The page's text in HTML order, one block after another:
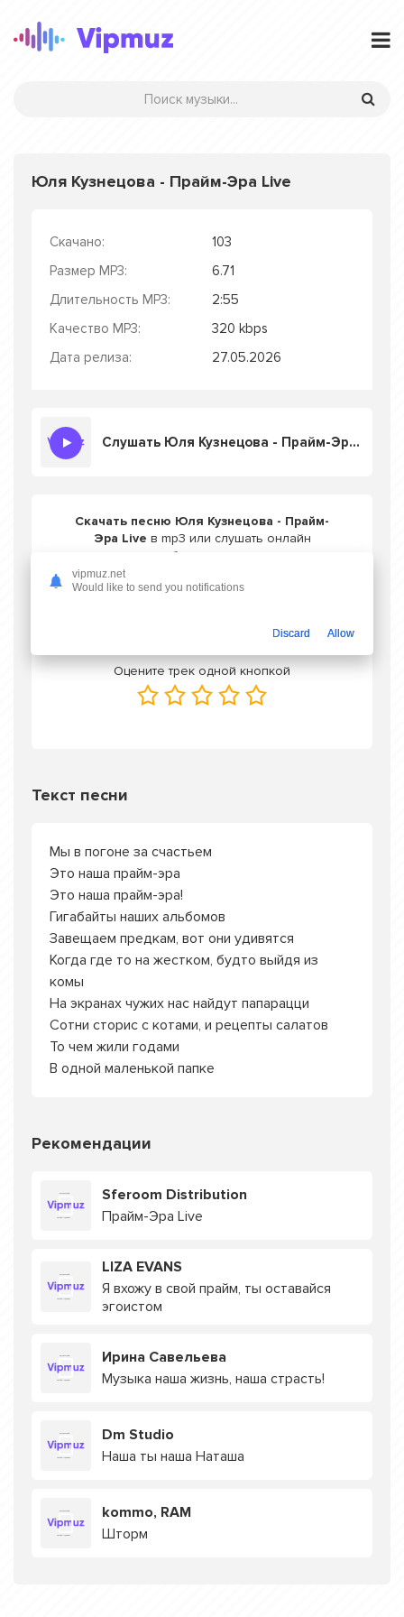
Юля Кузнецова - Прайм-Эра Live
Скачано:
103
Размер MP3:
6.71
Длительность MP3:
2:55
Качество MP3:
320 kbps
Дата релиза:
27.05.2026
Слушать Юля Кузнецова - Прайм-Эра Live
Скачать песню Юля Кузнецова - Прайм-
Эра Live в mp3 или слушать онлайн
бесплатно
Оцените трек одной кнопкой
Текст песни
Мы в погоне за счастьем
Это наша прайм-эра
Это наша прайм-эра!
Гигабайты наших альбомов
Завещаем предкам, вот они удивятся
Когда где то на жестком, будто выйдя из
комы
На экранах чужих нас найдут папарацци
Сотни сторис с котами, и рецепты салатов
То чем жили годами
В одной маленькой папке
Рекомендации
Sferoom Distribution
Прайм-Эра Live
LIZA EVANS
Я вхожу в свой прайм, ты оставайся
эгоистом
Ирина Савельева
Музыка наша жизнь, наша страсть!
Dm Studio
Наша ты наша Наташа
kommo, RAM
Шторм
vipmuz.net
Would like to send you notifications
Discard Allow